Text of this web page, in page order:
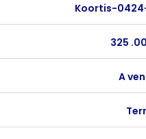
Koortis-
325
A